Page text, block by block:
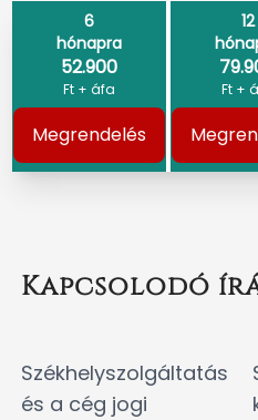
6
hónapra
52.900
Ft + áfa
Megrendelés
12
Ft +
Kapcsolodó
Székhelyszolgáltatás
és a cég jogi